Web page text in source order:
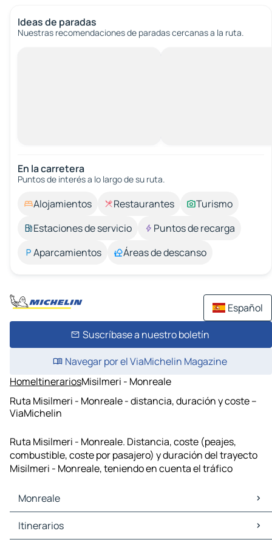
Ideas de paradas
Nuestras recomendaciones de paradas cercanas a la ruta.
En la carretera
Puntos de interés a lo largo de su ruta.
Alojamientos Restaurantes
Turismo
Estaciones de servicio
Puntos de recarga
Aparcamientos
Áreas de descanso
Español
Suscríbase a nuestro boletín
Navegar por el ViaMichelin Magazine
HomeItinerariosMisilmeri - Monreale
Ruta Misilmeri - Monreale - distancia, duración y coste –
ViaMichelin
Ruta Misilmeri - Monreale. Distancia, coste (peajes,
combustible, coste por pasajero) y duración del trayecto
Misilmeri - Monreale, teniendo en cuenta el tráfico
Monreale
Monreale Mapas Planos
Monreale Trafico
Itinerarios